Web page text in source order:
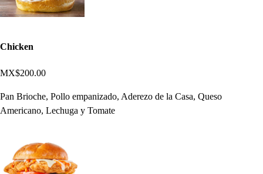
Chicken
MX$200.00
Pan Brioche, Pollo empanizado, Aderezo de la Casa, Queso
Americano, Lechuga y Tomate